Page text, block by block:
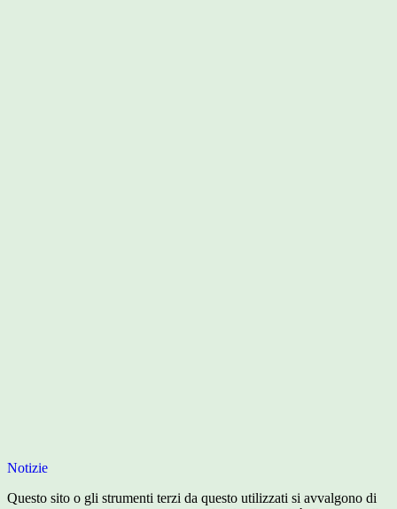
Notizie
Questo sito o gli strumenti terzi da questo utilizzati si avvalgono di